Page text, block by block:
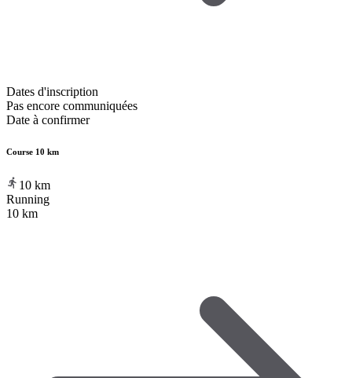
Dates d'inscription
Pas encore communiquées
Date à confirmer
Course 10 km
10 km
Running
10 km